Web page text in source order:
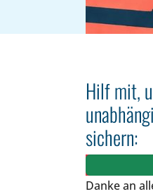
Hilf mit,
sichern:
Danke an